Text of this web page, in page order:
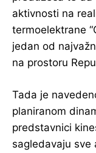
aktivnosti na
termoelektrane
jedan od
na prostoru
Tada je
planiranom
predstavnici
sagledavaju sve